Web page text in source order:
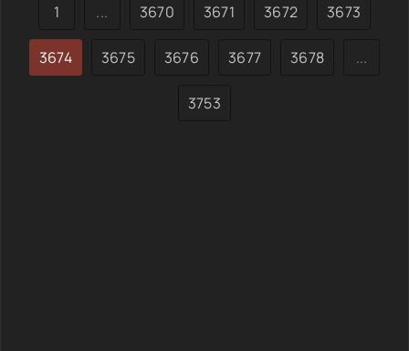
1 ... 3670 3671 3672 3673
3674 3675 3676 3677 3678 ...
3753